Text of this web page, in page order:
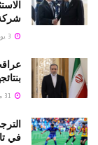
شركة
في